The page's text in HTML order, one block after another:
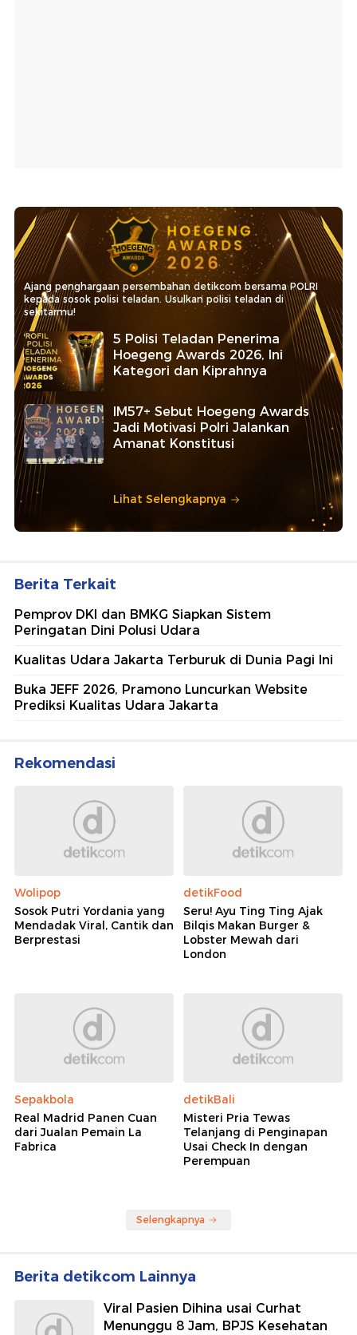
Ajang penghargaan persembahan detikcom bersama POLRI
kepada sosok polisi teladan. Usulkan polisi teladan di
sekitarmu!
5 Polisi Teladan Penerima
Hoegeng Awards 2026, Ini
Kategori dan Kiprahnya
IM57+ Sebut Hoegeng Awards
Jadi Motivasi Polri Jalankan
Amanat Konstitusi
Lihat Selengkapnya
Berita Terkait
Pemprov DKI dan BMKG Siapkan Sistem
Peringatan Dini Polusi Udara
Kualitas Udara Jakarta Terburuk di Dunia Pagi Ini
Buka JEFF 2026, Pramono Luncurkan Website
Prediksi Kualitas Udara Jakarta
Rekomendasi
Wolipop
Sosok Putri Yordania yang
Mendadak Viral, Cantik dan
Berprestasi
detikFood
Seru! Ayu Ting Ting Ajak
Bilqis Makan Burger &
Lobster Mewah dari
London
Sepakbola
Real Madrid Panen Cuan
dari Jualan Pemain La
Fabrica
detikBali
Misteri Pria Tewas
Telanjang di Penginapan
Usai Check In dengan
Perempuan
Selengkapnya
Berita detikcom Lainnya
Viral Pasien Dihina usai Curhat
Menunggu 8 Jam, BPJS Kesehatan